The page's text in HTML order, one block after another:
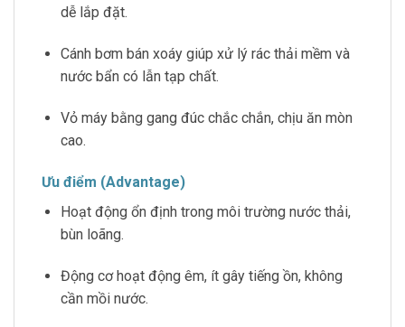
dễ lắp đặt.
Cánh bơm bán xoáy giúp xử lý rác thải mềm và
nước bẩn có lẫn tạp chất.
Vỏ máy bằng gang đúc chắc chắn, chịu ăn mòn
cao.
Ưu điểm (Advantage)
Hoạt động ổn định trong môi trường nước thải,
bùn loãng.
Động cơ hoạt động êm, ít gây tiếng ồn, không
cần mồi nước.